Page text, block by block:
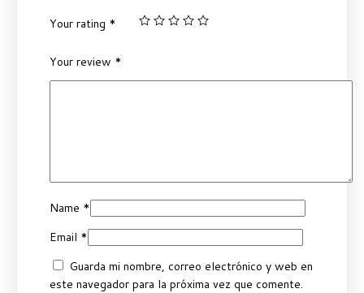
Your rating *
Your review *
Name *
Email *
Guarda mi nombre, correo electrónico y web en
este navegador para la próxima vez que comente.